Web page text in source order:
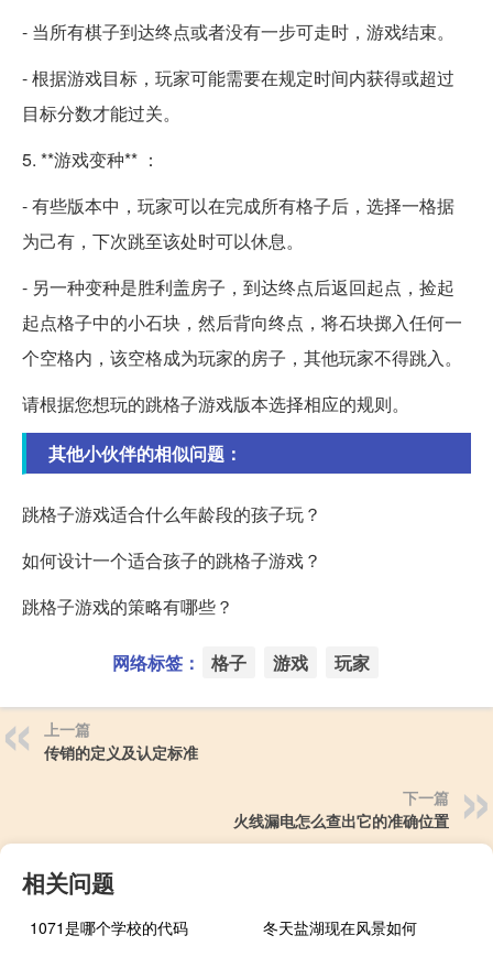
- 当所有棋子到达终点或者没有一步可走时，游戏结束。
- 根据游戏目标，玩家可能需要在规定时间内获得或超过
目标分数才能过关。
5. **游戏变种** ：
- 有些版本中，玩家可以在完成所有格子后，选择一格据
为己有，下次跳至该处时可以休息。
- 另一种变种是胜利盖房子，到达终点后返回起点，捡起
起点格子中的小石块，然后背向终点，将石块掷入任何一
个空格内，该空格成为玩家的房子，其他玩家不得跳入。
请根据您想玩的跳格子游戏版本选择相应的规则。
其他小伙伴的相似问题：
跳格子游戏适合什么年龄段的孩子玩？
如何设计一个适合孩子的跳格子游戏？
跳格子游戏的策略有哪些？
网络标签： 格子 游戏 玩家
上一篇
传销的定义及认定标准
下一篇
火线漏电怎么查出它的准确位置
相关问题
1071是哪个学校的代码
冬天盐湖现在风景如何